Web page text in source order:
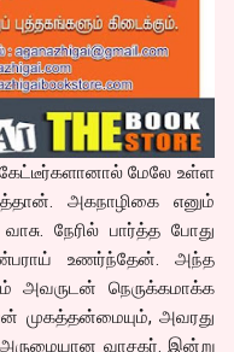
கேட்டீர்களானால் மேலே உள்ள
அகநாழிகை எனும்
நேரில் பார்த்த போது
உணர்ந்தேன். அந்த
அவருடன் நெருக்கமாக்க
முகத்தன்மையும், அவரது
அருமையான வாசகர். இன்று